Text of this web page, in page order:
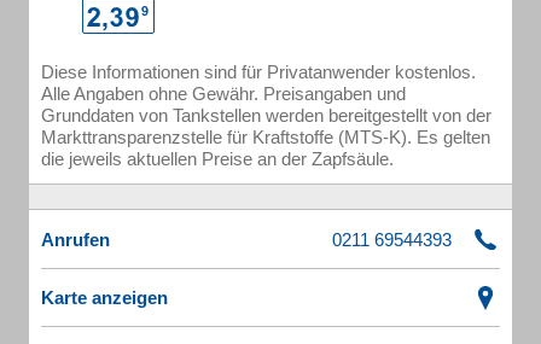
Diese Informationen sind für Privatanwender kostenlos.
Alle Angaben ohne Gewähr. Preisangaben und
Grunddaten von Tankstellen werden bereitgestellt von der
Markttransparenzstelle für Kraftstoffe (MTS-K). Es gelten
die jeweils aktuellen Preise an der Zapfsäule.
Anrufen
Karte anzeigen